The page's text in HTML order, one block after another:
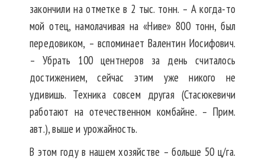
закончили на отметке в 2 тыс. тонн. – А когда-то
мой отец, намолачивая на «Ниве» 800 тонн, был
передовиком, – вспоминает Валентин Иосифович.
– Убрать 100 центнеров за день считалось
достижением, сейчас этим уже никого не
удивишь. Техника совсем другая (Стасюкевичи
работают на отечественномкомбайне. – Прим.
авт.), выше и урожайность.
В этом году в нашем хозяйстве – больше 50 ц/га.